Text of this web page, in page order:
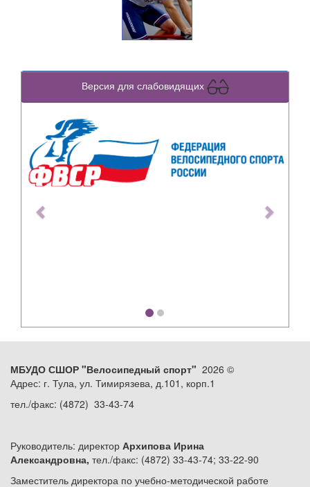
Версия для слабовидящих
Previous
МБУДО СШОР "Велосипедный спорт" 2026 ©
Адрес: г. Тула, ул. Тимирязева, д.101, корп.1
тел./факс: (4872) 33-43-74
Руководитель: директор Архипова Ирина
Александровна, тел./факс: (4872) 33-43-74; 33-22-90
Заместитель директора по учебно-методической работе